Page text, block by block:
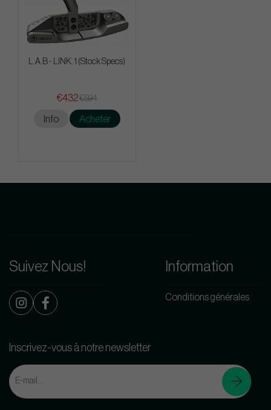
L.A.B - LINK. 1 (Stock Specs)
€432€594
Info Acheter
Suivez Nous! Information
Conditions générales
Inscrivez-vous à notre newsletter